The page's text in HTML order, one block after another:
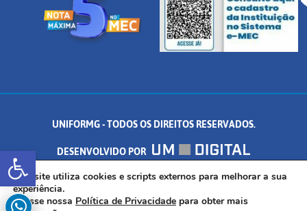
Abrir a barra de ferramentas
UNIFORMG - TODOS OS DIREITOS RESERVADOS.
DESENVOLVIDO POR
AV. DR. ARNALDO DE SENNA, 328 - PALMEIRAS, FORMIGA/MG - CEP:
35.574.530
Este site utiliza cookies e scripts externos para melhorar a sua
experiência.
Acesse nossa Política de Privacidade para obter mais